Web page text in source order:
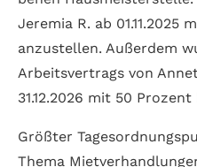
Jeremia R. ab
anzu­stellen. Außer­dem
Arbeits­vertrags von
31.12.2026 mit 50
Größter
Thema